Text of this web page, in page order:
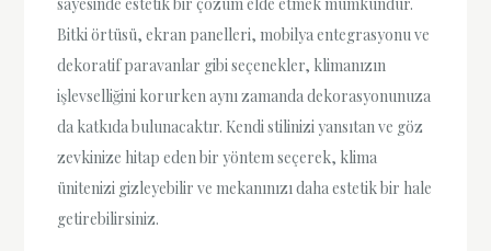
Bitki örtüsü, ekran panelleri, mobilya entegrasyonu ve
dekoratif paravanlar gibi seçenekler, klimanızın
işlevselliğini korurken aynı zamanda dekorasyonunuza
da katkıda bulunacaktır. Kendi stilinizi yansıtan ve göz
zevkinize hitap eden bir yöntem seçerek, klima
ünitenizi gizleyebilir ve mekanınızı daha estetik bir hale
getirebilirsiniz.